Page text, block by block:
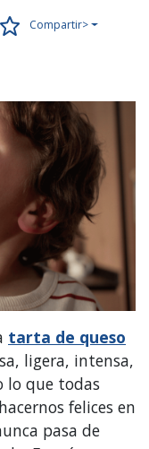
Compartir>
tarta de queso
ligera, intensa,
lo que todas
felices en
pasa de